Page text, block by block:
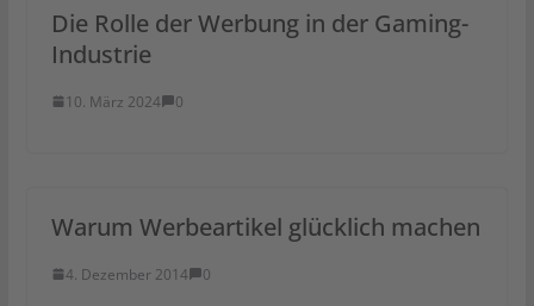
Die Rolle der Werbung in der Gaming-
Industrie
10. März 2024 0
Warum Werbeartikel glücklich machen
4. Dezember 2014 0